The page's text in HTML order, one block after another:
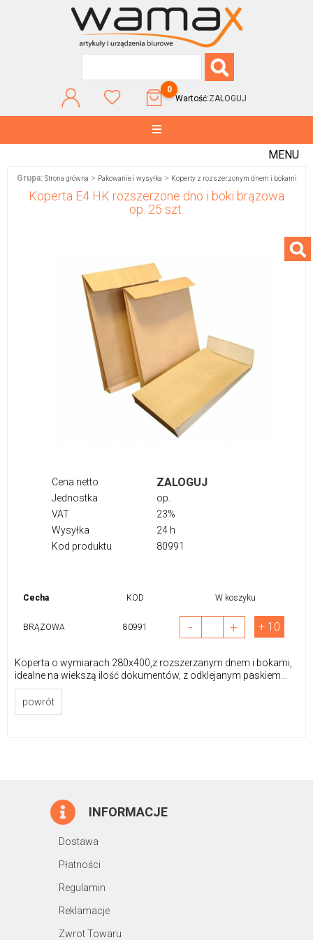
0
Wartość:ZALOGUJ
MENU
Grupa: Strona główna > Pakowanie i wysyłka > Koperty z rozszerzonym dnem i bokami
Koperta E4 HK rozszerzone dno i boki brązowa
op. 25 szt.
Cena netto ZALOGUJ
Jednostka
op.
VAT
23%
Wysyłka
24 h
Kod produktu
80991
Cecha KOD W koszyku
BRĄZOWA 80991 - + + 10
Koperta o wymiarach 280x400,z rozszerzanym dnem i bokami,
idealne na wiekszą ilość dokumentów, z odklejanym paskiem...
powrót
INFORMACJE
Dostawa
Płatności
Regulamin
Reklamacje
Zwrot Towaru